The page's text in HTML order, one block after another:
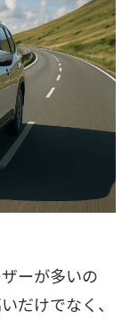
ーが多いの
だけでなく、